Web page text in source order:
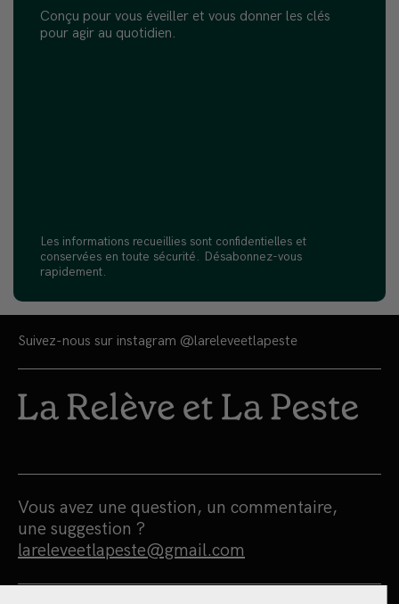
Conçu pour vous éveiller et vous donner les clés
pour agir au quotidien.
Les informations recueillies sont confidentielles et
conservées en toute sécurité. Désabonnez-vous
rapidement.
Suivez-nous sur instagram @lareleveetlapeste
Vous avez une question, un commentaire,
une suggestion ?
lareleveetlapeste@gmail.com